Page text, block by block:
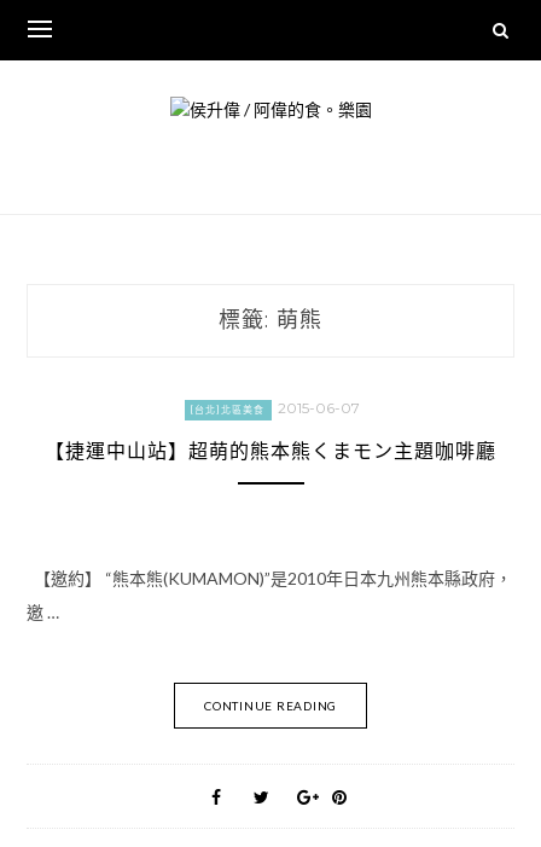
content
標籤: 萌熊
[台北]北區美食 2015-06-07
【捷運中山站】超萌的熊本熊くまモン主題咖啡廳
【邀約】 “熊本熊(KUMAMON)”是2010年日本九州熊本縣政府，
邀 …
CONTINUE READING